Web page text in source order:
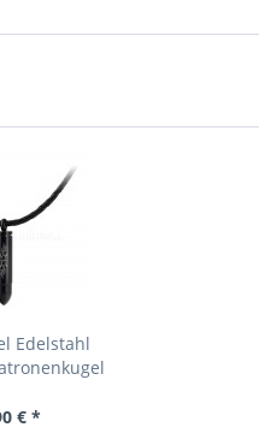
Edelstahl
€ *